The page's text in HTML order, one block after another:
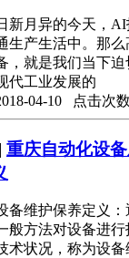
新月异的今天，
生产生活中。那
，就是我们当下
代工业发展的
04-10 点击次
重庆自动化设
备维护保养定义
般方法对设备进
术状况，称为设备